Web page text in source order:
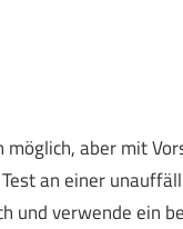
aber mit
an einer
und verwende ein